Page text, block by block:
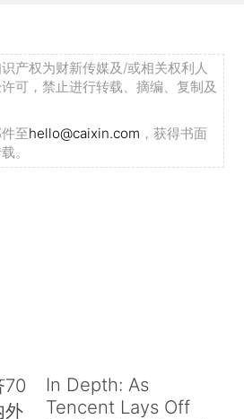
产权为财新传媒及/或相关权利人
可，禁止进行转载、摘编、复制及
至hello@caixin.com ，获得书面
。
70
外
In Depth: As
Tencent Lays Off